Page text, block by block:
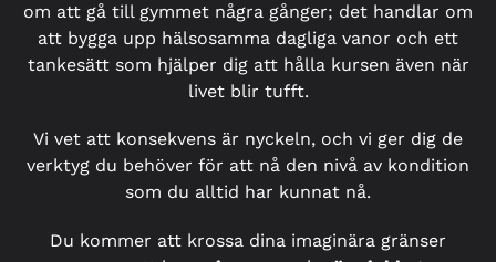
om att gå till gymmet några gånger; det handlar om
att bygga upp hälsosamma dagliga vanor och ett
tankesätt som hjälper dig att hålla kursen även när
livet blir tufft.
Vi vet att konsekvens är nyckeln, och vi ger dig de
verktyg du behöver för att nå den nivå av kondition
som du alltid har kunnat nå.
Du kommer att krossa dina imaginära gränser